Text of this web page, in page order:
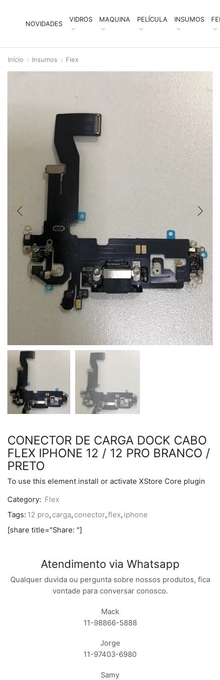
NOVIDADES
VIDROS MAQUINA PELÍCULA INSUMOS
Início Insumos Flex
CONECTOR DE CARGA DOCK CABO
FLEX IPHONE 12 / 12 PRO BRANCO /
PRETO
To use this element install or activate XStore Core plugin
Category: Flex
Tags: 12 pro, carga, conector,flex, iphone
[share title="Share: "]
Atendimento via Whatsapp
Qualquer duvida ou pergunta sobre nossos produtos, fica
vontade para conversar conosco.
Mack
11-98866-5888
Jorge
11-97403-6980
Samy